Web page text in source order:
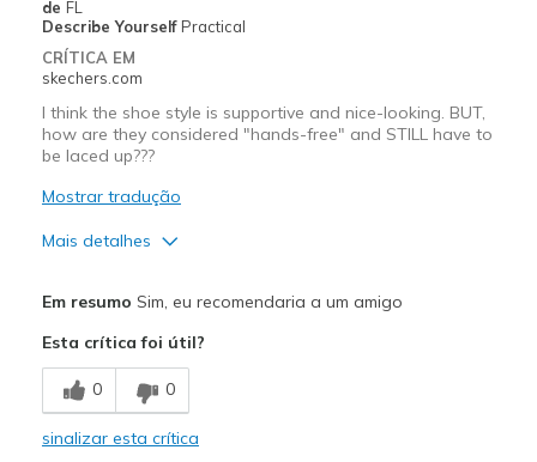
Width
Sizing
View On Shoes
Shoes are for Wearing
de FL
Describe Yourself Practical
CRÍTICA EM
skechers.com
I think the shoe style is supportive and nice-looking. BUT,
how are they considered "hands-free" and STILL have to
be laced up???
Mostrar tradução
Mais detalhes
Breathe Well
Stylish
Em resumo Sim, eu recomendaria a um amigo
Esta crítica foi útil?
0 0
sinalizar esta crítica